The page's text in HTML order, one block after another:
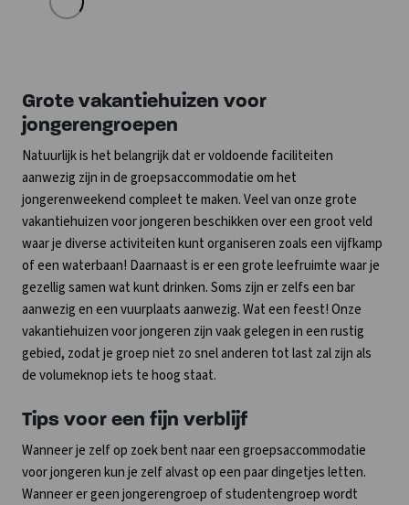
Grote vakantiehuizen voor
jongerengroepen
Natuurlijk is het belangrijk dat er voldoende faciliteiten
aanwezig zijn in de groepsaccommodatie om het
jongerenweekend compleet te maken. Veel van onze grote
vakantiehuizen voor jongeren beschikken over een groot veld
waar je diverse activiteiten kunt organiseren zoals een vijfkamp
of een waterbaan! Daarnaast is er een grote leefruimte waar je
gezellig samen wat kunt drinken. Soms zijn er zelfs een bar
aanwezig en een vuurplaats aanwezig. Wat een feest! Onze
vakantiehuizen voor jongeren zijn vaak gelegen in een rustig
gebied, zodat je groep niet zo snel anderen tot last zal zijn als
de volumeknop iets te hoog staat.
Tips voor een fijn verblijf
Wanneer je zelf op zoek bent naar een groepsaccommodatie
voor jongeren kun je zelf alvast op een paar dingetjes letten.
Wanneer er geen jongerengroep of studentengroep wordt